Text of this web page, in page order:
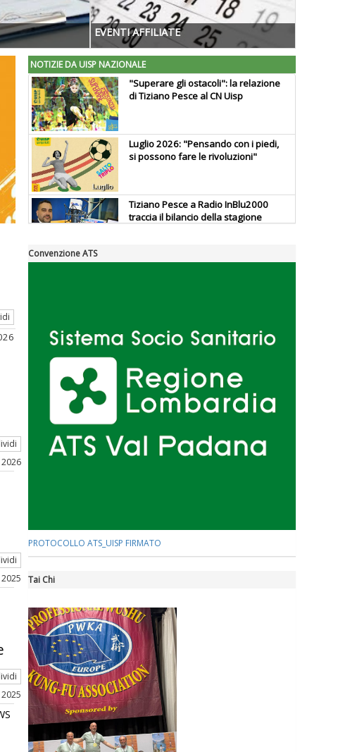
EVENTI AFFILIATE
NOTIZIE DA UISP NAZIONALE
"Superare gli ostacoli": la relazione
di Tiziano Pesce al CN Uisp
Luglio 2026: "Pensando con i piedi,
si possono fare le rivoluzioni"
Tiziano Pesce a Radio InBlu2000
traccia il bilancio della stagione
Ddl Lobby, Uisp: “Il Parlamento
prosegue anche in estate
Tiziano Pesce nel Cda di
Fondazione Terzjus: prima riunione
a Roma
Convenzione ATS
PROTOCOLLO ATS_UISP FIRMATO
Tai Chi